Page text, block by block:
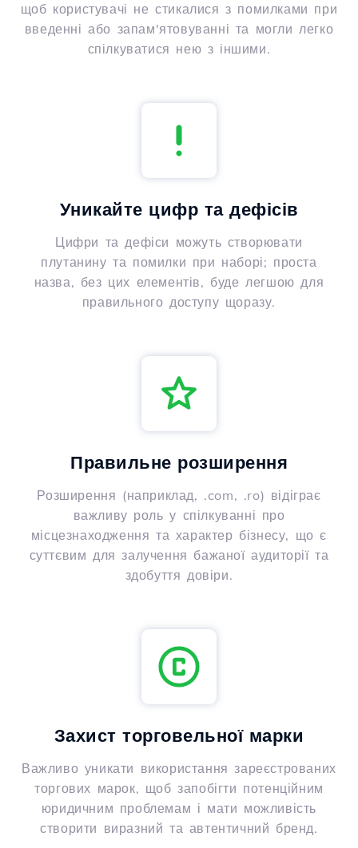
щоб користувачі не стикалися з помилками при
введенні або запам'ятовуванні та могли легко
спілкуватися нею з іншими.
Уникайте цифр та дефісів
Цифри та дефіси можуть створювати
плутанину та помилки при наборі; проста
назва, без цих елементів, буде легшою для
правильного доступу щоразу.
Правильне розширення
Розширення (наприклад, .com, .ro) відіграє
важливу роль у спілкуванні про
місцезнаходження та характер бізнесу, що є
суттєвим для залучення бажаної аудиторії та
здобуття довіри.
Захист торговельної марки
Важливо уникати використання зареєстрованих
торгових марок, щоб запобігти потенційним
юридичним проблемам і мати можливість
створити виразний та автентичний бренд.